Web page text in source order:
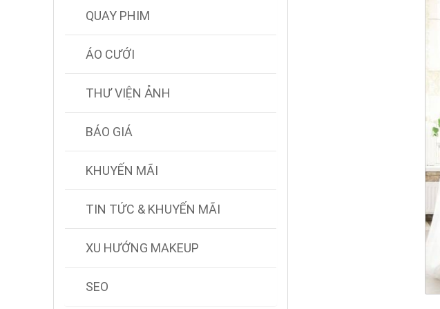
QUAY PHIM
ÁO CƯỚI
THƯ VIỆN ẢNH
BÁO GIÁ
KHUYẾN MÃI
TIN TỨC & KHUYẾN MÃI
XU HƯỚNG MAKEUP
SEO